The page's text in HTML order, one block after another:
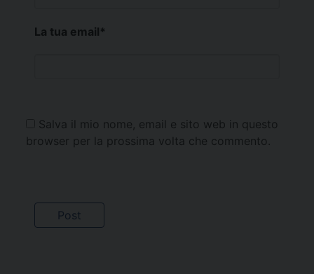
La tua email*
Salva il mio nome, email e sito web in questo
browser per la prossima volta che commento.